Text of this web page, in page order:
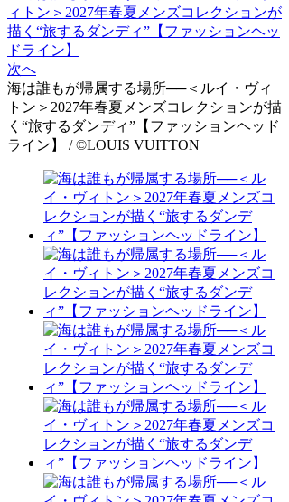
次へ
海は誰もが帰属する場所──＜ルイ・ヴィ
トン＞2027年春夏メンズコレクションが描
く“旅するダンディ”【ファッションヘッド
ライン】 / ©LOUIS VUITTON